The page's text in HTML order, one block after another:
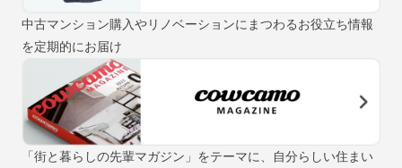
中古マンション購入やリノベーションにまつわるお役立ち情報
を定期的にお届け
「街と暮らしの先輩マガジン」をテーマに、自分らしい住まい